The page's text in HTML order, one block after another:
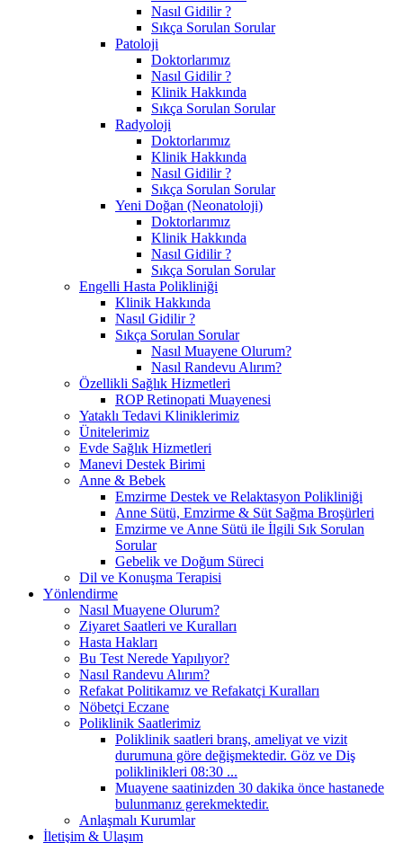
Nasıl Gidilir ?
Sıkça Sorulan Sorular
Patoloji
Doktorlarımız
Nasıl Gidilir ?
Klinik Hakkında
Sıkça Sorulan Sorular
Radyoloji
Doktorlarımız
Klinik Hakkında
Nasıl Gidilir ?
Sıkça Sorulan Sorular
Yeni Doğan (Neonatoloji)
Doktorlarımız
Klinik Hakkında
Nasıl Gidilir ?
Sıkça Sorulan Sorular
Engelli Hasta Polikliniği
Klinik Hakkında
Nasıl Gidilir ?
Sıkça Sorulan Sorular
Nasıl Muayene Olurum?
Nasıl Randevu Alırım?
Özellikli Sağlık Hizmetleri
ROP Retinopati Muayenesi
Yataklı Tedavi Kliniklerimiz
Ünitelerimiz
Evde Sağlık Hizmetleri
Manevi Destek Birimi
Anne & Bebek
Emzirme Destek ve Relaktasyon Polikliniği
Anne Sütü, Emzirme & Süt Sağma Broşürleri
Emzirme ve Anne Sütü ile İlgili Sık Sorulan
Sorular
Gebelik ve Doğum Süreci
Dil ve Konuşma Terapisi
Yönlendirme
Nasıl Muayene Olurum?
Ziyaret Saatleri ve Kuralları
Hasta Hakları
Bu Test Nerede Yapılıyor?
Nasıl Randevu Alırım?
Refakat Politikamız ve Refakatçi Kuralları
Nöbetçi Eczane
Poliklinik Saatlerimiz
Poliklinik saatleri branş, ameliyat ve vizit
durumuna göre değişmektedir. Göz ve Diş
poliklinikleri 08:30 ...
Muayene saatinizden 30 dakika önce hastanede
bulunmanız gerekmektedir.
Anlaşmalı Kurumlar
İletişim & Ulaşım